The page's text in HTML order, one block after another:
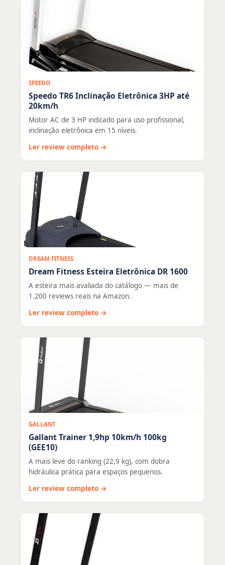
SPEEDO
Speedo TR6 Inclinação Eletrônica 3HP até
20km/h
Motor AC de 3 HP indicado para uso profissional,
inclinação eletrônica em 15 níveis.
Ler review completo →
DREAM FITNESS
Dream Fitness Esteira Eletrônica DR 1600
A esteira mais avaliada do catálogo — mais de
1.200 reviews reais na Amazon.
Ler review completo →
GALLANT
Gallant Trainer 1,9hp 10km/h 100kg
(GEE10)
A mais leve do ranking (22,9 kg), com dobra
hidráulica prática para espaços pequenos.
Ler review completo →